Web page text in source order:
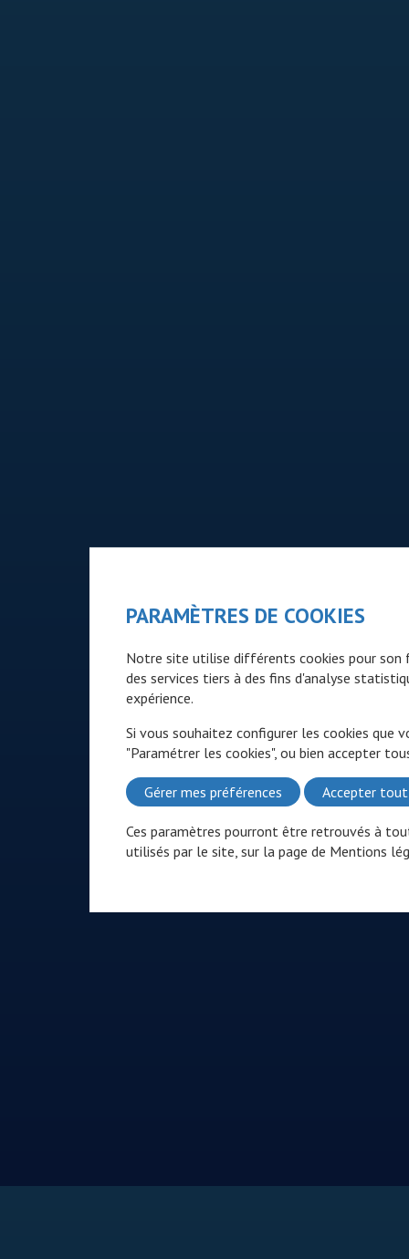
PARAMÈTRES DE COOKIES
Notre site utilise différents cookies pour son
des services tiers à des fins d'analyse
expérience.
Si vous souhaitez configurer les cookies que
"Paramétrer les cookies", ou bien accepter
Gérer mes préférences Accepter tout
Ces paramètres pourront être retrouvés à
utilisés par le site, sur la page de Mentions